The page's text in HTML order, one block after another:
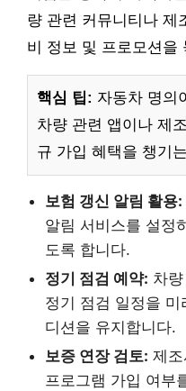
량 관련 커뮤니티나 제
비 정보 및 프로모션을
핵심 팁: 자동차 명의
차량 관련 앱이나 제
규 가입 혜택을 챙기
보험 갱신 알림 활용:
알림 서비스를 설정
도록 합니다.
정기 점검 예약: 차
정기 점검 일정을
디션을 유지합니다.
보증 연장 검토: 제
프로그램 가입 여부